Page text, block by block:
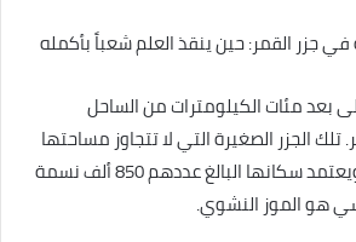
في جزر القمر: حين ينقذ العلم شعباً بأكمله
بعد مئات الكيلومترات من الساحل
تلك الجزر الصغيرة التي لا تتجاوز مساحتها
1861 كيلومتراً مربعاً، ويعتمد سكانها البالغ عددهم 850 ألف نسمة
هو الموز النشوي.